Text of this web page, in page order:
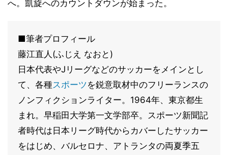
へ。凱旋へのカウントダウンが始まった。
■筆者プロフィール
藤江直人(ふじえ なおと)
日本代表やJリーグなどのサッカーをメインとし
て、各種スポーツ を鋭意取材中のフリーランスの
ノンフィクションライター。1964年、東京都生
まれ。早稲田大学第一文学部卒。スポーツ新聞記
者時代は日本リーグ時代からカバーしたサッカー
をはじめ、バルセロナ、アトランタの両夏季五